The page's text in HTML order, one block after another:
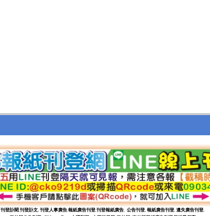
刊登訃聞.刊登訃文. 刊登人事廣告.報紙廣告刊登.刊登報紙廣告. 公告刊登. 報紙廣告刊登. 遺失廣告刊登.